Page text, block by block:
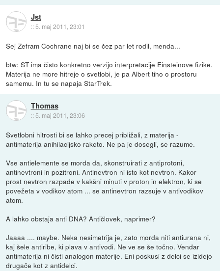
Jst
::5. maj 2011, 23:01
Sej Zefram Cochrane naj bi se čez par let rodil, menda...
btw: ST ima čisto konkretno verzijo interpretacije Einsteinove fizike.
Materija ne more hitreje o svetlobi, je pa Albert tiho o prostoru
samemu. In tu se napaja StarTrek.
Thomas
:: 5. maj 2011, 23:06
Svetlobni hitrosti bi se lahko precej približali, z materija -
antimaterija anihilacijsko raketo. Ne pa je dosegli, se razume.
Vse antielemente se morda da, skonstruirati z antiprotoni,
antinevtroni in pozitroni. Antinevtron ni isto kot nevtron. Kakor
prost nevtron razpade v kakšni minuti v proton in elektron, ki se
povežeta v vodikov atom ... se antinevtron razsuje v antivodikov
atom.
A lahko obstaja anti DNA? Antičlovek, naprimer?
Jaaaa .... maybe. Neka nesimetrija je, zato morda niti antiurana ni,
kaj šele antiribe, ki plava v antivodi. Ne ve se še točno. Vendar
antimaterija ni čisti analogon materije. Eni poskusi z delci se izidejo
drugače kot z antidelci.